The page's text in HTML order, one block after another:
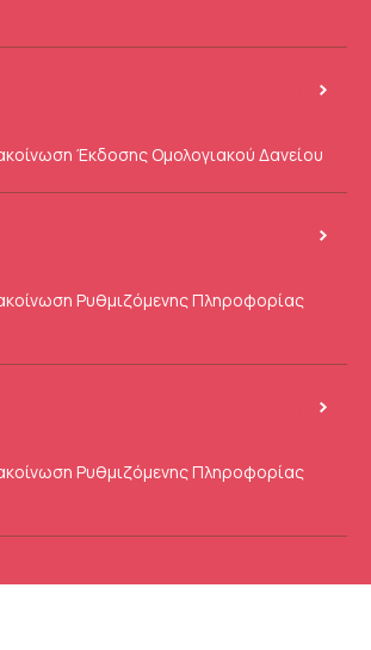
Έκδοσης Ομολογιακού Δανείου
Ρυθμιζόμενης Πληροφορίας
Ρυθμιζόμενης Πληροφορίας